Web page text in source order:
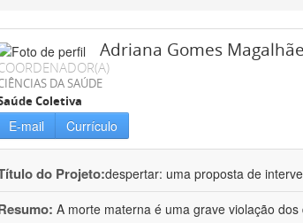
Adriana Gomes
DA SAÚDE
Coletiva
E-mail Currículo
do Projeto:despertar: uma proposta de
A morte materna é uma grave violação